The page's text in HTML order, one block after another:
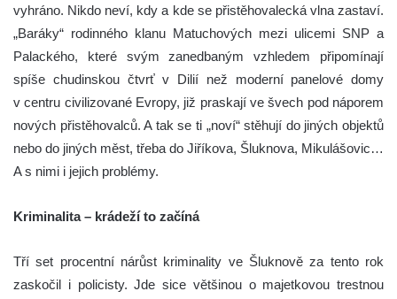
vyhráno. Nikdo neví, kdy a kde se přistěhovalecká vlna zastaví.
„Baráky“ rodinného klanu Matuchových mezi ulicemi SNP a
Palackého, které svým zanedbaným vzhledem připomínají
spíše chudinskou čtvrť v Dilií než moderní panelové domy
v centru civilizované Evropy, již praskají ve švech pod náporem
nových přistěhovalců. A tak se ti „noví“ stěhují do jiných objektů
nebo do jiných měst, třeba do Jiříkova, Šluknova, Mikulášovic…
A s nimi i jejich problémy.
Kriminalita – krádeží to začíná
Tří set procentní nárůst kriminality ve Šluknově za tento rok
zaskočil i policisty. Jde sice většinou o majetkovou trestnou